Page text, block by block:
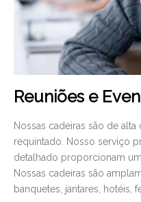
Reuniões e
Nossas cadeiras são de
requintado. Nosso serviço
detalhado proporcionam
Nossas cadeiras são
banquetes, jantares, hotéis,